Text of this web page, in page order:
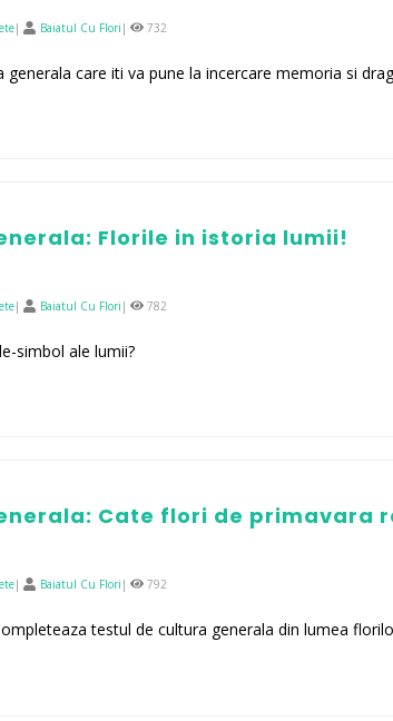
| Baiatul Cu Flori | 732
generala care iti va pune la incercare memoria si
Florile in istoria lumii!
| Baiatul Cu Flori | 782
simbol ale lumii?
Cate flori de primavara
| Baiatul Cu Flori | 792
testul de cultura generala din lumea